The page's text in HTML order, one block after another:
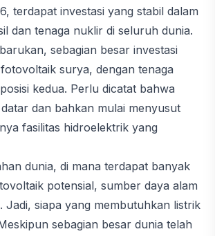
terdapat investasi yang stabil dalam
dan tenaga nuklir di seluruh dunia.
sebagian besar investasi
surya, dengan tenaga
kedua. Perlu dicatat bahwa
dan bahkan mulai menyusut
fasilitas hidroelektrik yang
dunia, di mana terdapat banyak
potensial, sumber daya alam
Jadi, siapa yang membutuhkan listrik
sebagian besar dunia telah